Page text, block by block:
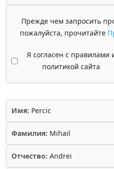
Прежде чем запросить
пожалуйста, прочитайте
Я согласен с правилами
политикой сайта
Имя: Percic
Фамилия: Mihail
Отчество: Andrei